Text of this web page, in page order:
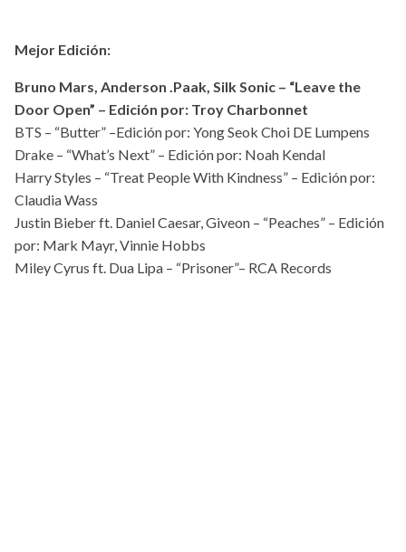
Mejor Edición:
Bruno Mars, Anderson .Paak, Silk Sonic – “Leave the
Door Open” – Edición por: Troy Charbonnet
BTS – “Butter” –Edición por: Yong Seok Choi DE Lumpens
Drake – “What’s Next” – Edición por: Noah Kendal
Harry Styles – “Treat People With Kindness” – Edición por:
Claudia Wass
Justin Bieber ft. Daniel Caesar, Giveon – “Peaches” – Edición
por: Mark Mayr, Vinnie Hobbs
Miley Cyrus ft. Dua Lipa – “Prisoner”– RCA Records